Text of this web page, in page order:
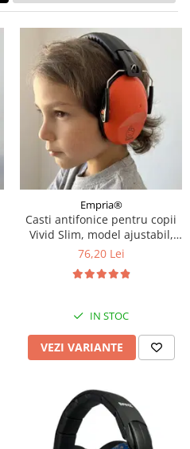
Empria®
Casti antifonice pentru copii
Vivid Slim, model ajustabil,
Empria, Diverse culori
76,20 Lei
IN STOC
VEZI VARIANTE